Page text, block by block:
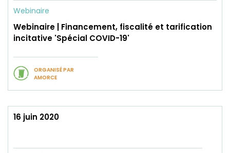
Webinaire
Webinaire | Financement, fiscalité et tarification
incitative 'Spécial COVID-19'
ORGANISÉ PAR
AMORCE
16 juin 2020